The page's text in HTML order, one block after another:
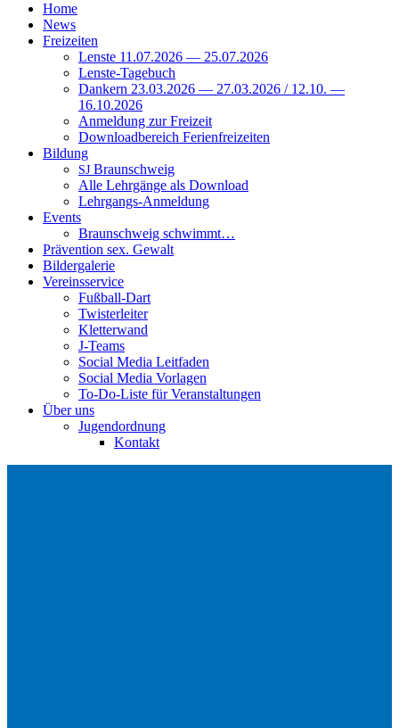
Home
News
Freizeiten
Lenste 11.07.2026 — 25.07.2026
Lenste-Tagebuch
Dankern 23.03.2026 — 27.03.2026 / 12.10. —
16.10.2026
Anmeldung zur Freizeit
Downloadbereich Ferienfreizeiten
Bildung
SJ Braunschweig
Alle Lehrgänge als Download
Lehrgangs-Anmeldung
Events
Braunschweig schwimmt…
Prävention sex. Gewalt
Bildergalerie
Vereinsservice
Fußball-Dart
Twisterleiter
Kletterwand
J‑Teams
Social Media Leitfaden
Social Media Vorlagen
To-Do-Liste für Veranstaltungen
Über uns
Jugendordnung
Kontakt